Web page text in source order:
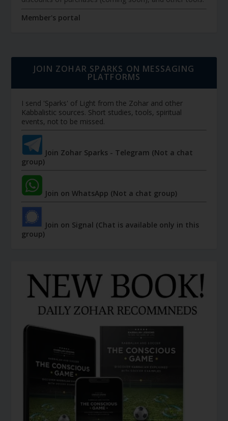
Member's portal
JOIN ZOHAR SPARKS ON MESSAGING
PLATFORMS
I send 'Sparks' of Light from the Zohar and other
Kabbalistic sources. Short studies, tools, spiritual
events, not to be missed.
Join Zohar Sparks - Telegram (Not a chat
group)
Join on WhatsApp (Not a chat group)
Join on Signal (Chat is available only in this
group)